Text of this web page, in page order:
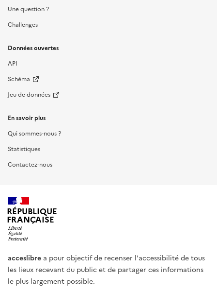
Une question ?
Challenges
Données ouvertes
API
Schéma
Jeu de données
En savoir plus
Qui sommes-nous ?
Statistiques
Contactez-nous
RÉPUBLIQUE
FRANÇAISE
acceslibre a pour objectif de recenser l'accessibilité de tous
les lieux recevant du public et de partager ces informations
le plus largement possible.